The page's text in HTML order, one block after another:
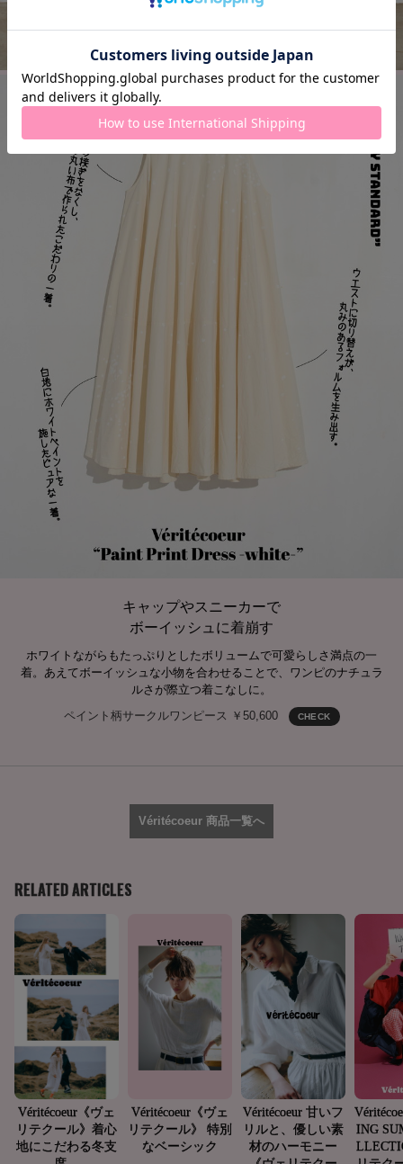
キャップやスニーカーで
ボーイッシュに着崩す
ホワイトながらもたっぷりとしたボリュームで可愛らしさ満点の一
着。あえてボーイッシュな小物を合わせることで、ワンピのナチュラ
ルさが際立つ着こなしに。
ペイント柄サークルワンピース ￥50,600
CHECK
Véritécoeur 商品一覧へ